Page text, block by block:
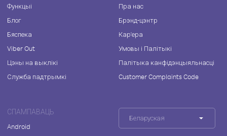
Функцыі
Блог
Бяспека
Viber Out
Цэны на выклікі
Служба падтрымкі
Пра нас
Брэнд-цэнтр
Кар'ера
Умовы і Палітыкі
Палітыка канфідэнцыяльнасці
Customer Complaints Code
СПАМПАВАЦЬ
Android
Беларуская